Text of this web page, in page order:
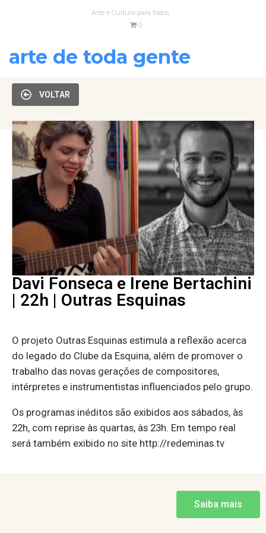
Arte e Cultura para todos
0
arte de toda gente
VOLTAR
Davi Fonseca e Irene Bertachini
| 22h | Outras Esquinas
O projeto Outras Esquinas estimula a reflexão acerca
do legado do Clube da Esquina, além de promover o
trabalho das novas gerações de compositores,
intérpretes e instrumentistas influenciados pelo grupo.
Os programas inéditos são exibidos aos sábados, às
22h, com reprise às quartas, às 23h. Em tempo real
será também exibido no site http://redeminas.tv
Saiba mais